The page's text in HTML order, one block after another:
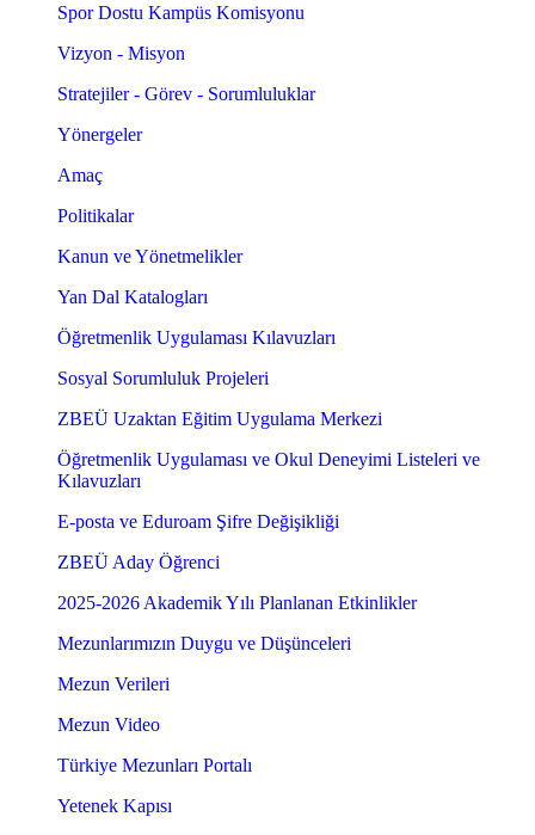
Spor Dostu Kampüs Komisyonu
Vizyon - Misyon
Stratejiler - Görev - Sorumluluklar
Yönergeler
Amaç
Politikalar
Kanun ve Yönetmelikler
Yan Dal Katalogları
Öğretmenlik Uygulaması Kılavuzları
Sosyal Sorumluluk Projeleri
ZBEÜ Uzaktan Eğitim Uygulama Merkezi
Öğretmenlik Uygulaması ve Okul Deneyimi Listeleri ve
Kılavuzları
E-posta ve Eduroam Şifre Değişikliği
ZBEÜ Aday Öğrenci
2025-2026 Akademik Yılı Planlanan Etkinlikler
Mezunlarımızın Duygu ve Düşünceleri
Mezun Verileri
Mezun Video
Türkiye Mezunları Portalı
Yetenek Kapısı